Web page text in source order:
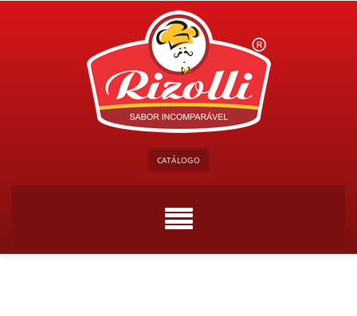
CATÁLOGO